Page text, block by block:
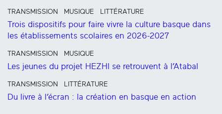
TRANSMISSION MUSIQUE LITTÉRATURE
Trois dispositifs pour faire vivre la culture basque dans
les établissements scolaires en 2026-2027
TRANSMISSION MUSIQUE
Les jeunes du projet HEZHI se retrouvent à l’Atabal
TRANSMISSION LITTÉRATURE
Du livre à l’écran : la création en basque en action